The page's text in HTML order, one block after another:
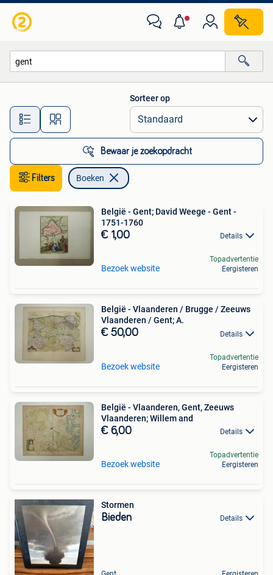
Alle afstanden…
Sorteer op
Bewaar je zoekopdracht
Filters Boeken
België - Gent; David Weege - Gent -
1751-1760
€ 1,00 Details
Bezoek website
Topadvertentie
Eergisteren
België - Vlaanderen / Brugge / Zeeuws
Vlaanderen / Gent; A.
€ 50,00 Details
Bezoek website
Topadvertentie
Eergisteren
België - Vlaanderen, Gent, Zeeuws
Vlaanderen; Willem and
€ 6,00 Details
Bezoek website
Topadvertentie
Eergisteren
Stormen
Bieden Details